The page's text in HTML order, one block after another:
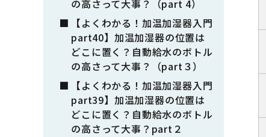
の高さって大事？（part 4）
【よくわかる！加温加湿器入門
part40】加温加湿器の位置は
どこに置く？自動給水のボトル
の高さって大事？（part３）
【よくわかる！加温加湿器入門
part39】加温加湿器の位置は
どこに置く？自動給水のボトル
の高さって大事？part２